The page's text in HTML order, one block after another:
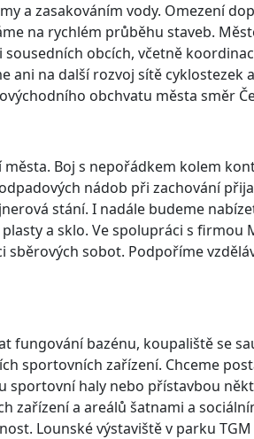
a zasakováním vody. Omezení
na rychlém průběhu staveb.
obcích, včetně
ani na další rozvoj sítě cyklostezek
obchvatu města směr
Boj s nepořádkem kolem
nádob při zachování
stání. I nadále budeme
a sklo. Ve spolupráci s firmou
sobot. Podpoříme
fungování bazénu, koupaliště se
sportovních zařízení. Chceme
sportovní haly nebo přístavbou
zařízení a areálů šatnami a
Lounské výstaviště v parku